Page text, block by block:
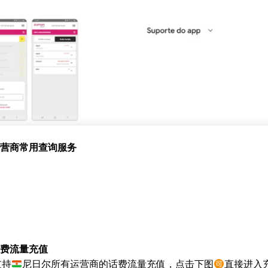
商常用查询服务
流量充值
尼日尔所有运营商的话费流量充值，点击下图 直接进入